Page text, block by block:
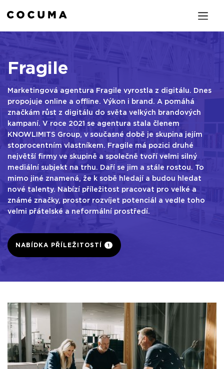
Fragile
Marketingová agentura Fragile vyrostla z digitálu. Dnes
propojuje online a offline. Výkon i brand. A pomáhá
značkám růst z digitálu do světa velkých brandových
kampaní. V roce 2021 se agentura stala členem
KNOWLIMITS Group, v současné době je skupina jejím
stoprocentním vlastníkem. Fragile má pozici druhé
největší firmy ve skupině a společně tvoří velmi silný
mediální subjekt na trhu. Daří se jim a stále rostou. To
mimo jiné znamená, že k sobě hledají a budou hledat
nové talenty. Nabízí příležitost pracovat pro velké a
známé značky, prostor rozvíjet potenciál a vedle toho
velmi přátelské a neformální prostředí.
NABÍDKA PŘÍLEŽITOSTÍ 1